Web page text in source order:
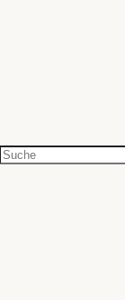
Suchen